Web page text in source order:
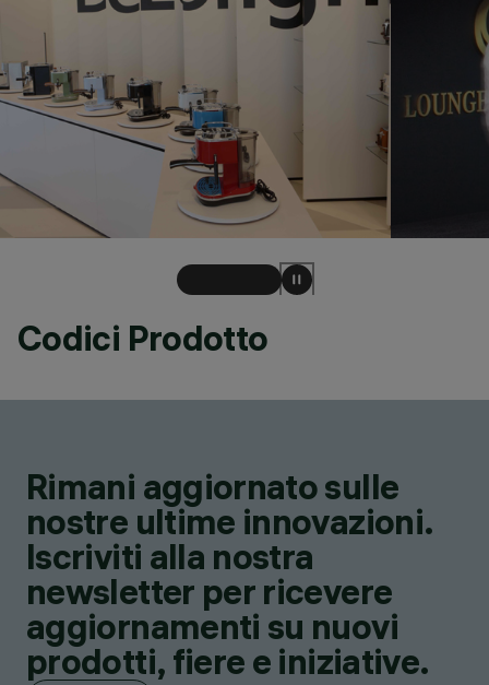
Codici Prodotto
Rimani aggiornato sulle
nostre ultime innovazioni.
Iscriviti alla nostra
newsletter per ricevere
aggiornamenti su nuovi
prodotti, fiere e iniziative.